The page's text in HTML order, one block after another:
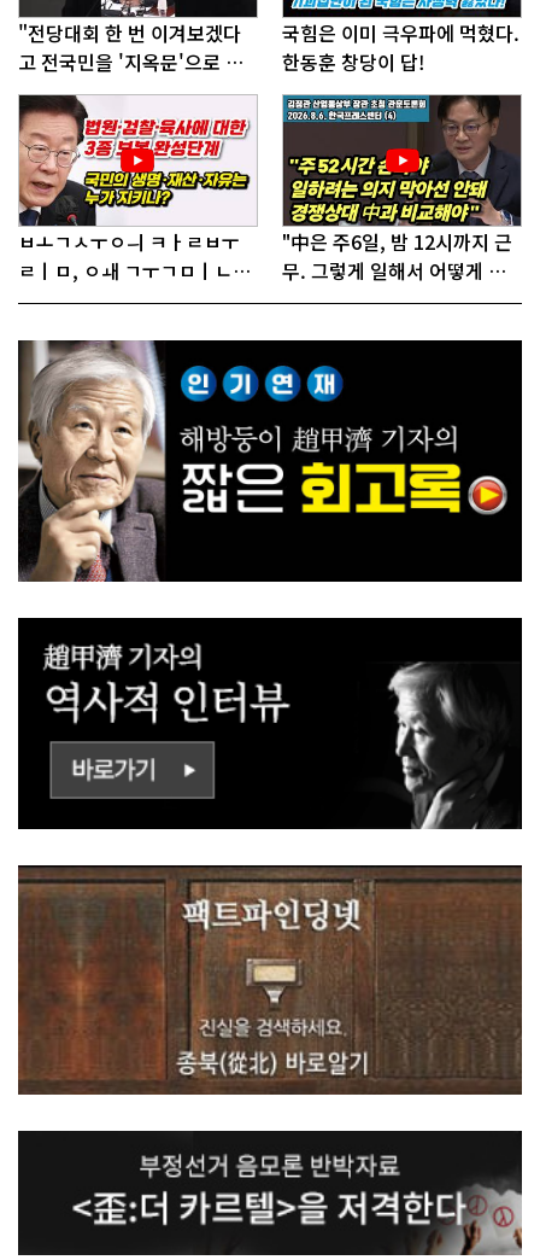
"전당대회 한 번 이겨보겠다
고 전국민을 '지옥문'으로 밀
어!"
국힘은 이미 극우파에 먹혔다.
한동훈 창당이 답!
ㅂㅗㄱㅅㅜㅇㅢ ㅋㅏㄹㅂㅜ
ㄹㅣㅁ, ㅇㅙ ㄱㅜㄱㅁㅣㄴㄷ
ㅡㄹㅇㅣ ㄷㅏㅇㅎㅐㅇㅑ ㅎ
"中은 주6일, 밤 12시까지 근
무. 그렇게 일해서 어떻게 경
쟁하냐 반문하더라"